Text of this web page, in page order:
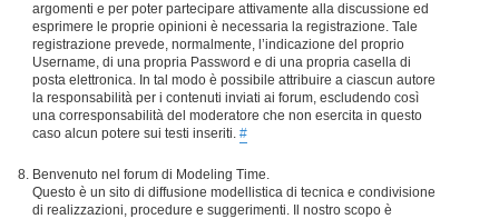
argomenti e per poter partecipare attivamente alla discussione ed
esprimere le proprie opinioni è necessaria la registrazione. Tale
registrazione prevede, normalmente, l’indicazione del proprio
Username, di una propria Password e di una propria casella di
posta elettronica. In tal modo è possibile attribuire a ciascun autore
la responsabilità per i contenuti inviati ai forum, escludendo così
una corresponsabilità del moderatore che non esercita in questo
caso alcun potere sui testi inseriti. #
Benvenuto nel forum di Modeling Time.
Questo è un sito di diffusione modellistica di tecnica e condivisione
di realizzazioni, procedure e suggerimenti. Il nostro scopo è